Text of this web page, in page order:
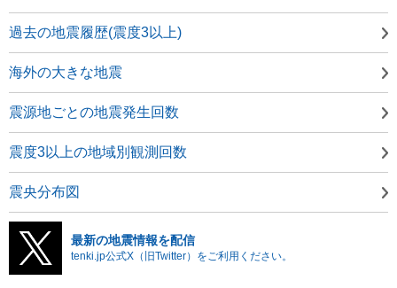
過去の地震履歴(震度3以上)
海外の大きな地震
震源地ごとの地震発生回数
震度3以上の地域別観測回数
震央分布図
最新の地震情報を配信
tenki.jp公式X（旧Twitter）をご利用ください。